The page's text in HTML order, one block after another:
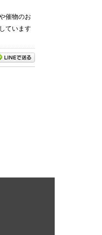
催物のお
ています